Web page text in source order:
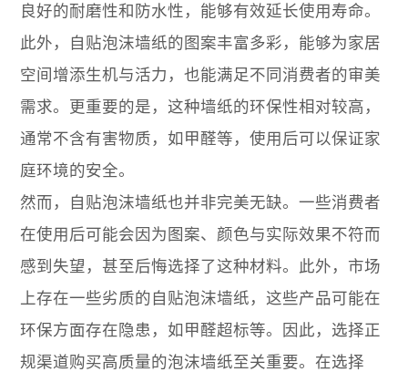
良好的耐磨性和防水性，能够有效延长使用寿命。
此外，自贴泡沫墙纸的图案丰富多彩，能够为家居
空间增添生机与活力，也能满足不同消费者的审美
需求。更重要的是，这种墙纸的环保性相对较高，
通常不含有害物质，如甲醛等，使用后可以保证家
庭环境的安全。
然而，自贴泡沫墙纸也并非完美无缺。一些消费者
在使用后可能会因为图案、颜色与实际效果不符而
感到失望，甚至后悔选择了这种材料。此外，市场
上存在一些劣质的自贴泡沫墙纸，这些产品可能在
环保方面存在隐患，如甲醛超标等。因此，选择正
规渠道购买高质量的泡沫墙纸至关重要。在选择